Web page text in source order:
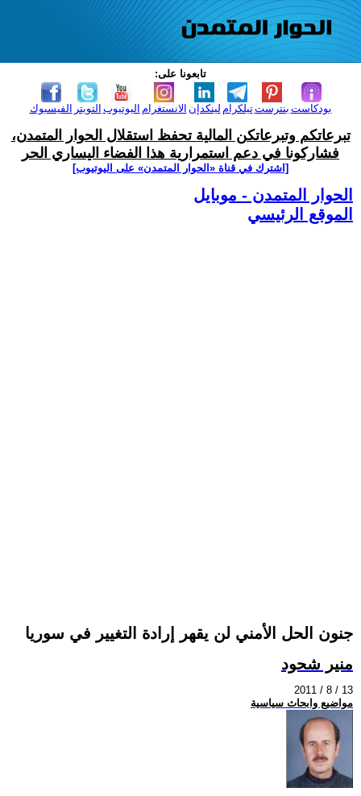
تابعونا على:
الفيسبوك التويتر اليوتيوب الانستغرام لينكدإن تيلكرامبنترست بودكاست
تبرعاتكم وتبرعاتكن المالية تحفظ استقلال الحوار المتمدن،
فشاركونا في دعم استمرارية هذا الفضاء اليساري الحر
[اشترك في قناة ‫«الحوار المتمدن» على اليوتيوب]
الحوار المتمدن - موبايل
الموقع الرئيسي
جنون الحل الأمني لن يقهر إرادة التغيير في سوريا
منير شحود
2011 / 8 / 13
مواضيع وابحاث سياسية